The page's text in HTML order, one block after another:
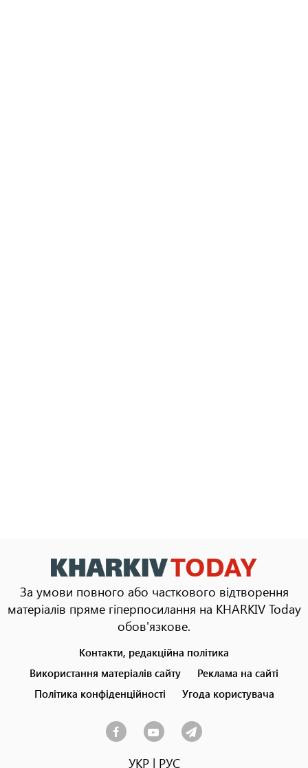
За умови повного або часткового відтворення
матеріалів пряме гіперпосилання на KHARKIV Today
обов'язкове.
menu
Контакти, редакційна політика
Використання матеріалів сайту
Реклама на сайті
Політика конфіденційності
Угода користувача
УКР| РУС